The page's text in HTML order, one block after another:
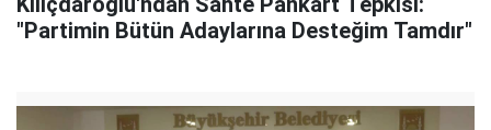
"Partimin Bütün Adaylarına Desteğim Tamdır"